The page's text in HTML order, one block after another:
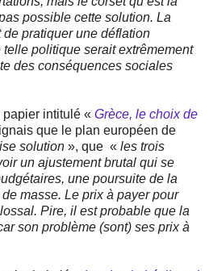
possible cette solution. La
pratiquer une déflation
politique serait extrêmement
des conséquences sociales
papier intitulé « Grèce, le choix de
que le plan européen de
solution », que « les trois
un ajustement brutal qui se
une poursuite de la
masse. Le prix à payer pour
Pire, il est probable que la
son problème (sont) ses prix à